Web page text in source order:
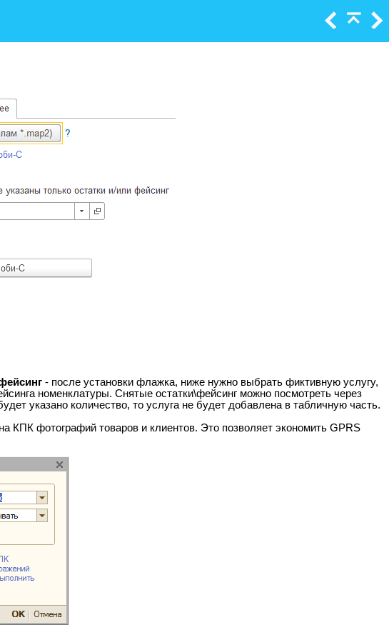
- после установки флажка, ниже нужно выбрать фиктивную услугу,
номенклатуры. Снятые остатки\фейсинг можно посмотреть через
указано количество, то услуга не будет добавлена в табличную часть.
КПК фотографий товаров и клиентов. Это позволяет экономить GPRS